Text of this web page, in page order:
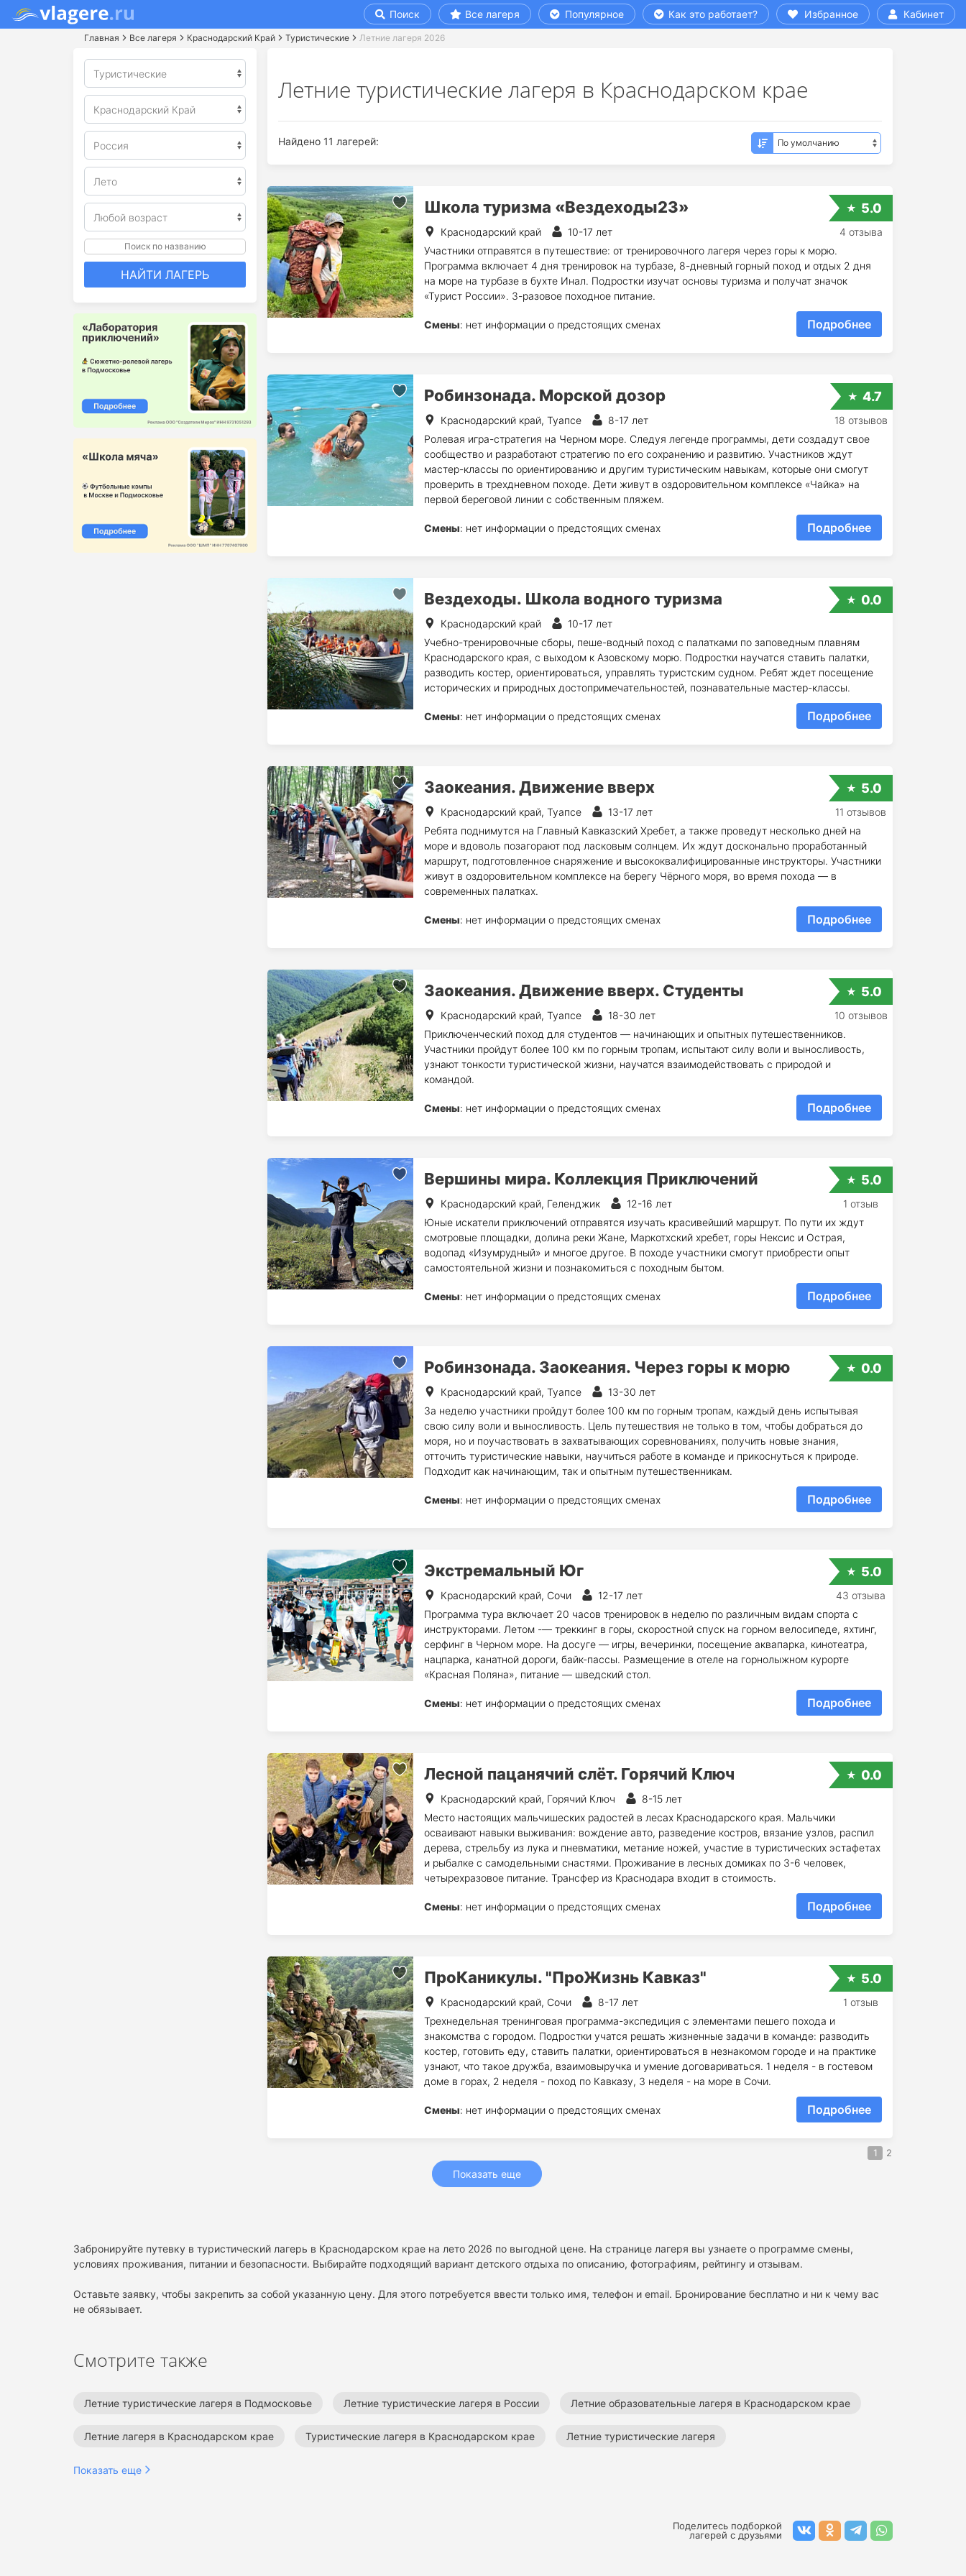
Поиск Все лагеря Популярное Как это работает? Избранное Кабинет
Главная Все лагеря Краснодарский Край Туристические Летние лагеря 2026
Поиск по названию
НАЙТИ ЛАГЕРЬ
Летние туристические лагеря в Краснодарском крае
Найдено 11 лагерей:
Школа туризма «Вездеходы23»
Краснодарский край
10-17 лет
Участники отправятся в путешествие: от тренировочного лагеря через горы к морю.
Программа включает 4 дня тренировок на турбазе, 8-дневный горный поход и отдых 2 дня
на море на турбазе в бухте Инал. Подростки изучат основы туризма и получат значок
«Турист России». 3-разовое походное питание.
Смены: нет информации о предстоящих сменах Подробнее
5.0
4 отзыва
Робинзонада. Морской дозор
Краснодарский край, Туапсе
8-17 лет
Ролевая игра-стратегия на Черном море. Следуя легенде программы, дети создадут свое
сообщество и разработают стратегию по его сохранению и развитию. Участников ждут
мастер-классы по ориентированию и другим туристическим навыкам, которые они смогут
проверить в трехдневном походе. Дети живут в оздоровительном комплексе «Чайка» на
первой береговой линии с собственным пляжем.
Смены: нет информации о предстоящих сменах Подробнее
4.7
18 отзывов
Вездеходы. Школа водного туризма
Краснодарский край
10-17 лет
Учебно-тренировочные сборы, пеше-водный поход с палатками по заповедным плавням
Краснодарского края, с выходом к Азовскому морю. Подростки научатся ставить палатки,
разводить костер, ориентироваться, управлять туристским судном. Ребят ждет посещение
исторических и природных достопримечательностей, познавательные мастер-классы.
Смены: нет информации о предстоящих сменах Подробнее
0.0
Заокеания. Движение вверх
Краснодарский край, Туапсе
13-17 лет
Ребята поднимутся на Главный Кавказский Хребет, а также проведут несколько дней на
море и вдоволь позагорают под ласковым солнцем. Их ждут досконально проработанный
маршрут, подготовленное снаряжение и высококвалифицированные инструкторы. Участники
живут в оздоровительном комплексе на берегу Чёрного моря, во время похода — в
современных палатках.
Смены: нет информации о предстоящих сменах Подробнее
5.0
11 отзывов
Заокеания. Движение вверх. Студенты
Краснодарский край, Туапсе
18-30 лет
Приключенческий поход для студентов — начинающих и опытных путешественников.
Участники пройдут более 100 км по горным тропам, испытают силу воли и выносливость,
узнают тонкости туристической жизни, научатся взаимодействовать с природой и
командой.
Смены: нет информации о предстоящих сменах Подробнее
5.0
10 отзывов
Вершины мира. Коллекция Приключений
Краснодарский край, Геленджик
12-16 лет
Юные искатели приключений отправятся изучать красивейший маршрут. По пути их ждут
смотровые площадки, долина реки Жане, Маркотхский хребет, горы Нексис и Острая,
водопад «Изумрудный» и многое другое. В походе участники смогут приобрести опыт
самостоятельной жизни и познакомиться с походным бытом.
Смены: нет информации о предстоящих сменах Подробнее
5.0
1 отзыв
Робинзонада. Заокеания. Через горы к морю
Краснодарский край, Туапсе
13-30 лет
За неделю участники пройдут более 100 км по горным тропам, каждый день испытывая
свою силу воли и выносливость. Цель путешествия не только в том, чтобы добраться до
моря, но и поучаствовать в захватывающих соревнованиях, получить новые знания,
отточить туристические навыки, научиться работе в команде и прикоснуться к природе.
Подходит как начинающим, так и опытным путешественникам.
Смены: нет информации о предстоящих сменах Подробнее
0.0
Экстремальный Юг
Краснодарский край, Сочи
12-17 лет
Программа тура включает 20 часов тренировок в неделю по различным видам спорта с
инструкторами. Летом -— треккинг в горы, скоростной спуск на горном велосипеде, яхтинг,
серфинг в Черном море. На досуге — игры, вечеринки, посещение аквапарка, кинотеатра,
нацпарка, канатной дороги, байк-пассы. Размещение в отеле на горнолыжном курорте
«Красная Поляна», питание — шведский стол.
Смены: нет информации о предстоящих сменах Подробнее
5.0
43 отзыва
Лесной пацанячий слёт. Горячий Ключ
Краснодарский край, Горячий Ключ
8-15 лет
Место настоящих мальчишеских радостей в лесах Краснодарского края. Мальчики
осваивают навыки выживания: вождение авто, разведение костров, вязание узлов, распил
дерева, стрельбу из лука и пневматики, метание ножей, участие в туристических эстафетах
и рыбалке с самодельными снастями. Проживание в лесных домиках по 3-6 человек,
четырехразовое питание. Трансфер из Краснодара входит в стоимость.
Смены: нет информации о предстоящих сменах Подробнее
0.0
ПроКаникулы. "ПроЖизнь Кавказ"
Краснодарский край, Сочи
8-17 лет
Трехнедельная тренинговая программа-экспедиция с элементами пешего похода и
знакомства с городом. Подростки учатся решать жизненные задачи в команде: разводить
костер, готовить еду, ставить палатки, ориентироваться в незнакомом городе и на практике
узнают, что такое дружба, взаимовыручка и умение договариваться. 1 неделя - в гостевом
доме в горах, 2 неделя - поход по Кавказу, 3 неделя - на море в Сочи.
Смены: нет информации о предстоящих сменах Подробнее
5.0
1 отзыв
1 2
Показать еще
Забронируйте путевку в туристический лагерь в Краснодарском крае на лето 2026 по выгодной цене. На странице лагеря вы узнаете о программе смены,
условиях проживания, питании и безопасности. Выбирайте подходящий вариант детского отдыха по описанию, фотографиям, рейтингу и отзывам.
Оставьте заявку, чтобы закрепить за собой указанную цену. Для этого потребуется ввести только имя, телефон и email. Бронирование бесплатно и ни к чему вас
не обязывает.
Смотрите также
Летние туристические лагеря в Подмосковье Летние туристические лагеря в России Летние образовательные лагеря в Краснодарском крае
Летние лагеря в Краснодарском крае Туристические лагеря в Краснодарском крае Летние туристические лагеря
Лагеря в Краснодарском крае
Показать еще
Поделитесь подборкой
лагерей с друзьями